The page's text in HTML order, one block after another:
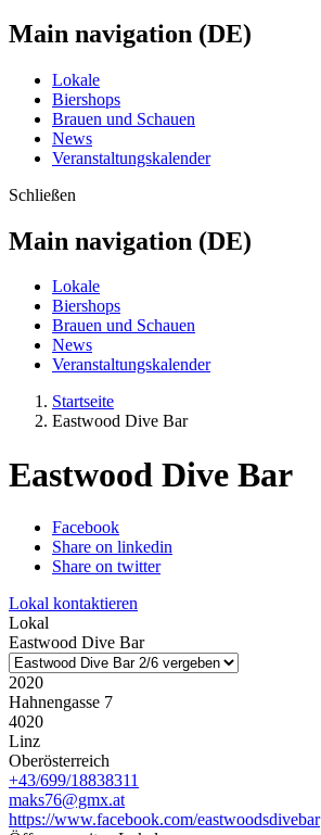
Main navigation (DE)
Lokale
Biershops
Brauen und Schauen
News
Veranstaltungskalender
Schließen
Main navigation (DE)
Lokale
Biershops
Brauen und Schauen
News
Veranstaltungskalender
Startseite
Eastwood Dive Bar
Eastwood Dive Bar
Facebook
Share on linkedin
Share on twitter
Lokal kontaktieren
Lokal
Eastwood Dive Bar
2020
Hahnengasse 7
4020
Linz
Oberösterreich
+43/699/18838311
maks76@gmx.at
https://www.facebook.com/eastwoodsdivebar